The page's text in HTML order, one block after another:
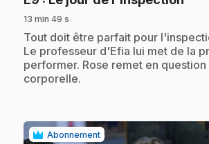
13 min 49 s
.Tout doit être parfait pour
Le professeur d'Efia lui met de la
performer. Rose remet en question
corporelle.
Abonnement